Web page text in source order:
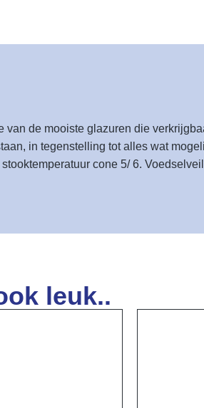
van de mooiste glazuren die
in tegenstelling tot alles wat
cone 5/ 6.
leuk..